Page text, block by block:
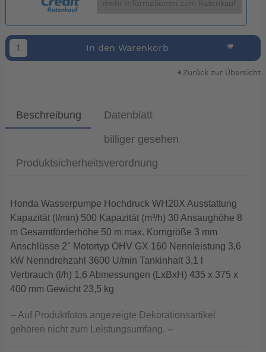
mehr Informationen zum Ratenkauf
In den Warenkorb
Zurück zur Übersicht
Beschreibung Datenblatt
billiger gesehen
Produktsicherheitsverordnung
Honda Wasserpumpe Hochdruck WH20X Ausstattung
Kapazität (l/min) 500 Kapazität (m³/h) 30 Ansaughöhe 8
m Gesamtförderhöhe 50 m max. Korngröße 3 mm
Anschlüsse 2'' Motortyp OHV GX 160 Nennleistung 3,6
kW Nenndrehzahl 3600 U/min Tankinhalt 3,1 l
Verbrauch (l/h) 1,6 Abmessungen (LxBxH) 435 x 375 x
400 mm Gewicht 23,5 kg
-- Auf Produktfotos angezeigte Dekorationsartikel
gehören nicht zum Leistungsumfang. --